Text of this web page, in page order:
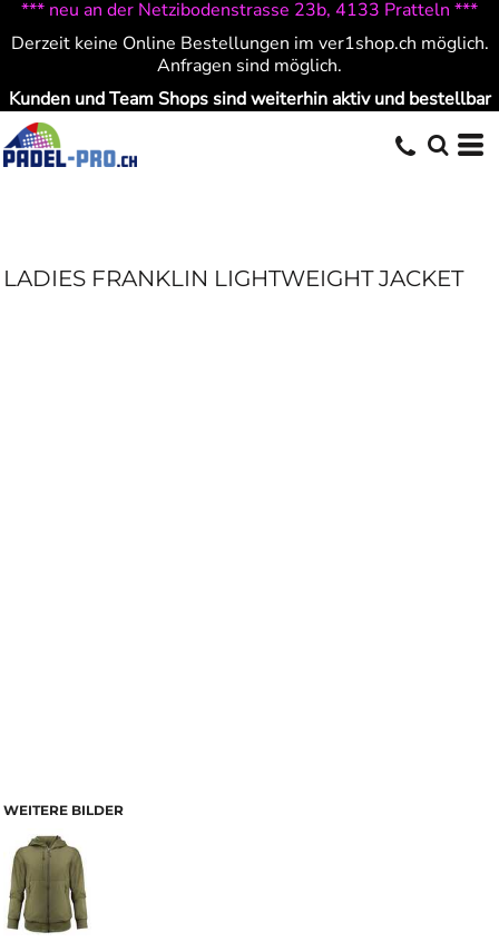
*** neu an der Netzibodenstrasse 23b, 4133 Pratteln ***
Derzeit keine Online Bestellungen im ver1shop.ch möglich.
Anfragen sind möglich.
Kunden und Team Shops sind weiterhin aktiv und bestellbar
LADIES FRANKLIN LIGHTWEIGHT JACKET
WEITERE BILDER